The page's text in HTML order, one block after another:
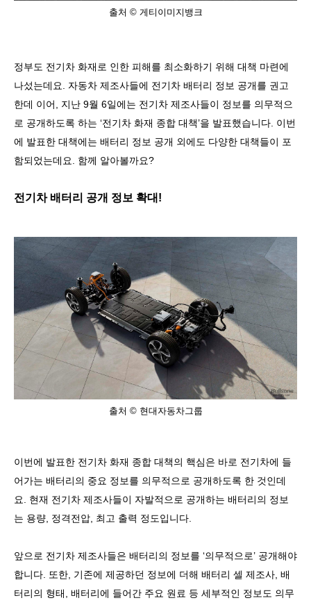
출처 © 게티이미지뱅크
정부도 전기차 화재로 인한 피해를 최소화하기 위해 대책 마련에
나섰는데요
자동차 제조사들에 전기차 배터리 정보 공개를 권고
한데 이어
지난 9월 6일에는 전기차 제조사들이 정보를 의무적으
로 공개하도록 하는 ‘전기차 화재 종합 대책’을 발표했습니다 이번
에 발표한 대책에는 배터리 정보 공개 외에도 다양한 대책들이 포
함되었는데요
함께 알아볼까요?
전기차 배터리 공개 정보 확대 !
출처 © 현대자동차그룹
이번에 발표한 전기차 화재 종합 대책의 핵심은 바로 전기차에 들
어가는 배터리의 중요 정보를 의무적으로 공개하도록 한 것인데
요
현재 전기차 제조사들이 자발적으로 공개하는 배터리의 정보
는 용량 정격전압 최고 출력 정도입니다
앞으로 전기차 제조사들은 배터리의 정보를 ‘의무적으로’ 공개해야
합니다
또한 기존에 제공하던 정보에 더해 배터리 셀 제조사 배
터리의 형태
배터리에 들어간 주요 원료 등 세부적인 정보도 의무